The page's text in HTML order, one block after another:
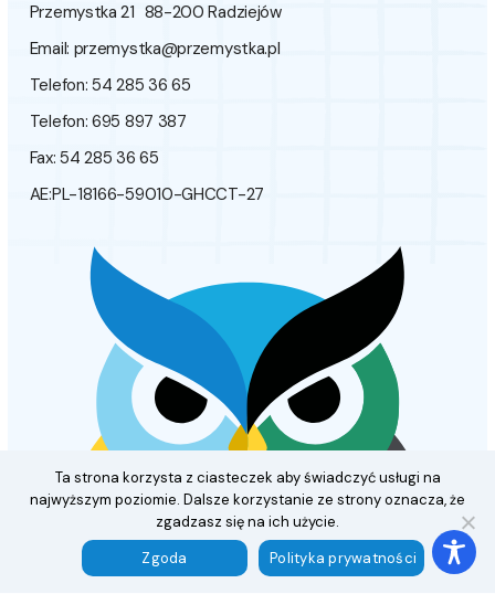
Przemystka 21 88-200 Radziejów
Email: przemystka@przemystka.pl
Telefon: 54 285 36 65
Telefon: 695 897 387
Fax: 54 285 36 65
AE:PL-18166-59010-GHCCT-27
Ta strona korzysta z ciasteczek aby świadczyć usługi na
najwyższym poziomie. Dalsze korzystanie ze strony oznacza, że
zgadzasz się na ich użycie.
Zgoda
Polityka prywatności